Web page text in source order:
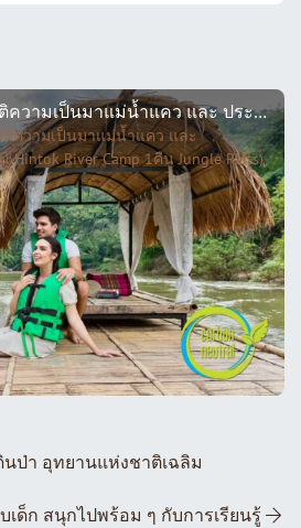
ทัวร์ 3 วัน 2 คืน ประวัติความเป็นมาแม่น้ำแคว และ ประสบการณ์ท้องถิ่น (1คืน HINTOK RIVER CAMP 1คืน JUNGLE RAFTS)
ความเป็นมาแม่น้ำแคว และ
River Camp 1คืน Jungle Rafts)
นป่า อุทยานแห่งชาติเฉลิม
เด็ก สนุกไปพร้อม ๆ กับการเรียนรู้